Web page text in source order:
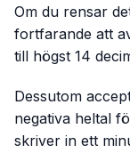
Om du rensar
fortfarande att
till högst 14
Dessutom
negativa heltal
skriver in ett